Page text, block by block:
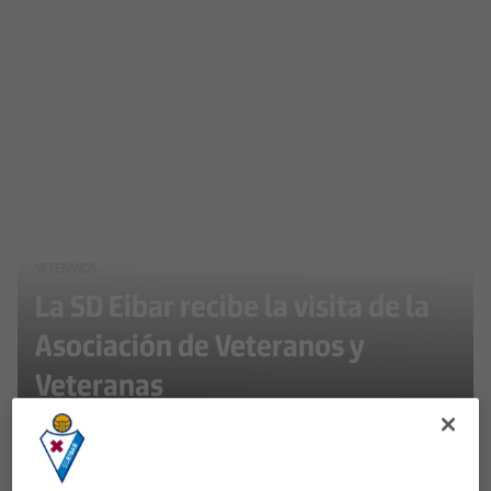
Asociación de Veteranos y
Veteranas
El objetivo principal de la entidad es preservar y
fortalecer el vínculo entre los exjugadores y